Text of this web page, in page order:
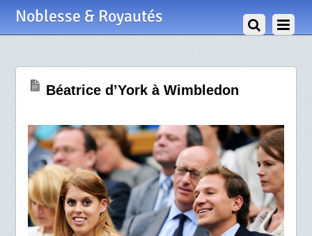
Noblesse & Royautés
Béatrice d’York à Wimbledon